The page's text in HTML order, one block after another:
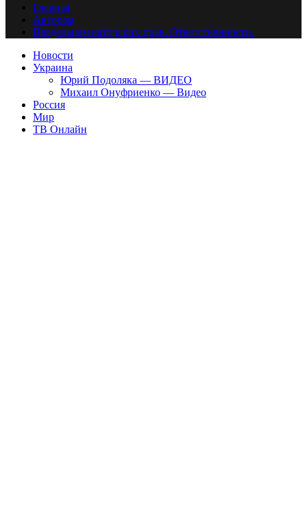
Главная
Авторам
Владельцам авторских прав. Ответственности.
Новости
Украина
Юрий Подоляка — ВИДЕО
Михаил Онуфриенко — Видео
Россия
Мир
ТВ Онлайн